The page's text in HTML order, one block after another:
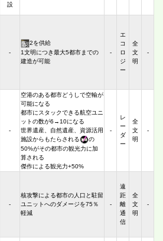
設
-
2を供給
1文明につき最大5都市までの
建造が可能
-
エ
コ
ロ
ジ
ー
全
文
明
-
-
空港のある都市どうしで空輸が
可能になる
都市にスタックできる航空ユニ
ットの数が6→10になる
世界遺産、自然遺産、資源活用
施設からもたらされる
の
50%がその都市の観光力に加
算される
傑作による観光力+50%
-
レ
ー
ダ
ー
全
文
明
-
-
核攻撃による都市の人口と駐留
ユニットへのダメージを75％
軽減
-
遠
距
離
通
信
全
文
明
-